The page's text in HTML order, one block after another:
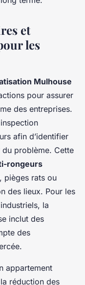
et
les
Mulhouse
pour assurer
des entreprises.
afin d’identifier
du problème. Cette
rongeurs
pièges rats ou
des lieux. Pour les
la
inclut des
des
appartement
réduction des